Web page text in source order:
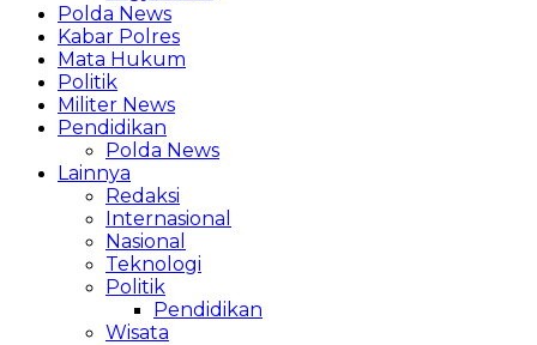
Polda News
Kabar Polres
Mata Hukum
Politik
Militer News
Pendidikan
Polda News
Lainnya
Redaksi
Internasional
Nasional
Teknologi
Politik
Pendidikan
Wisata